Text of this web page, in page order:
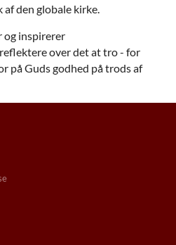
den globale kirke.
og inspirerer
over det at tro - for
på Guds godhed på trods af